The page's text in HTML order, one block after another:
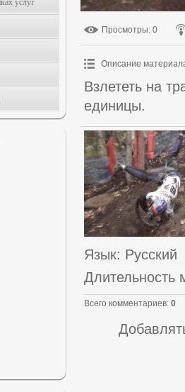
Просмотры: 0
Описание
Взлететь на
единицы.
Язык: Русский
Длительность
Всего комментариев: 0
услуг